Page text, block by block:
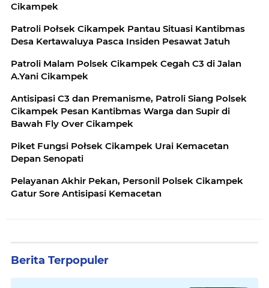
Cikampek
Patroli Połsek Cikampek Pantau Situasi Kantibmas
Desa Kertawaluya Pasca Insiden Pesawat Jatuh
Patroli Malam Polsek Cikampek Cegah C3 di Jalan
A.Yani Cikampek
Antisipasi C3 dan Premanisme, Patroli Siang Polsek
Cikampek Pesan Kantibmas Warga dan Supir di
Bawah Fly Over Cikampek
Piket Fungsi Połsek Cikampek Urai Kemacetan
Depan Senopati
Pelayanan Akhir Pekan, Personil Polsek Cikampek
Gatur Sore Antisipasi Kemacetan
Berita Terpopuler